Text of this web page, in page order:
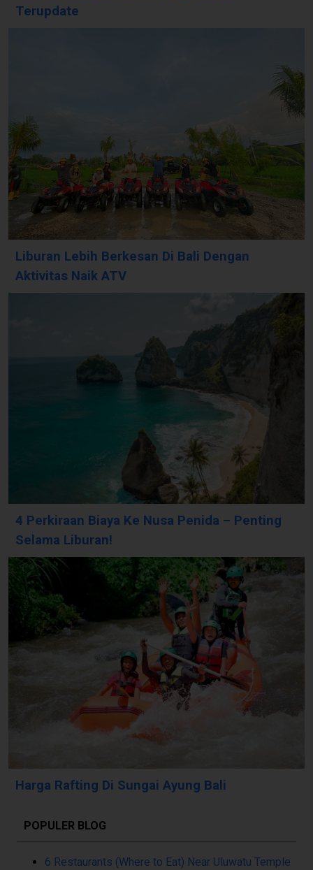
Terupdate
Liburan Lebih Berkesan Di Bali Dengan
Aktivitas Naik ATV
4 Perkiraan Biaya Ke Nusa Penida – Penting
Selama Liburan!
Harga Rafting Di Sungai Ayung Bali
POPULER BLOG
6 Restaurants (Where to Eat) Near Uluwatu Temple